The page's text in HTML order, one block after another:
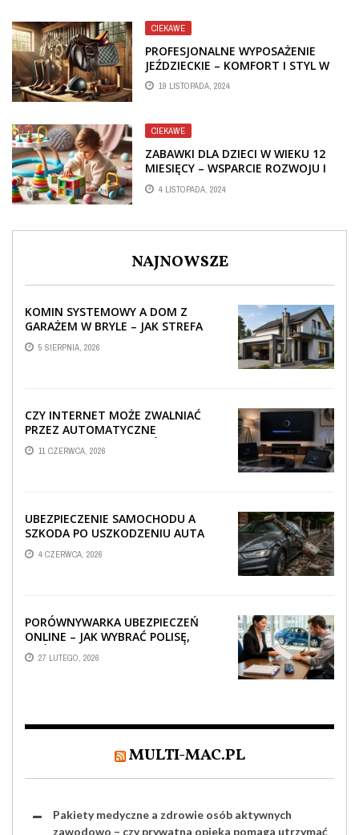
CIEKAWE
PROFESJONALNE WYPOSAŻENIE
JEŹDZIECKIE – KOMFORT I STYL W
KAŻDYM DETALU
19 LISTOPADA, 2024
CIEKAWE
ZABAWKI DLA DZIECI W WIEKU 12
MIESIĘCY – WSPARCIE ROZWOJU I
RADOŚĆ Z ODKRYWANIA
4 LISTOPADA, 2024
NAJNOWSZE
KOMIN SYSTEMOWY A DOM Z
GARAŻEM W BRYLE – JAK STREFA
TECHNICZNA WPŁYWA NA
PROWADZENIE ...
5 SIERPNIA, 2026
CZY INTERNET MOŻE ZWALNIAĆ
PRZEZ AUTOMATYCZNE
AKTUALIZACJE SYSTEMÓW SMART
TV?
11 CZERWCA, 2026
UBEZPIECZENIE SAMOCHODU A
SZKODA PO USZKODZENIU AUTA
PRZEZ SPADAJĄCY FRAGMENT
OGRODZENIA
4 CZERWCA, 2026
PORÓWNYWARKA UBEZPIECZEŃ
ONLINE – JAK WYBRAĆ POLISĘ,
KTÓRA REALNIE CHRONI TWÓJ
MAJĄTEK?
27 LUTEGO, 2026
MULTI-MAC.PL
Pakiety medyczne a zdrowie osób aktywnych
zawodowo – czy prywatna opieka pomaga utrzymać